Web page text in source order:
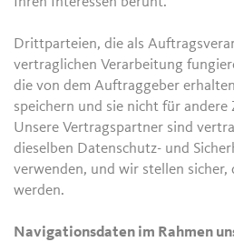
Drittparteien, die als
vertraglichen Verarbeitung
die von dem Auftraggeber
speichern und sie nicht für andere
Unsere Vertragspartner sind
dieselben Datenschutz- und
verwenden, und wir stellen sicher,
werden.
Navigationsdaten im Rahmen